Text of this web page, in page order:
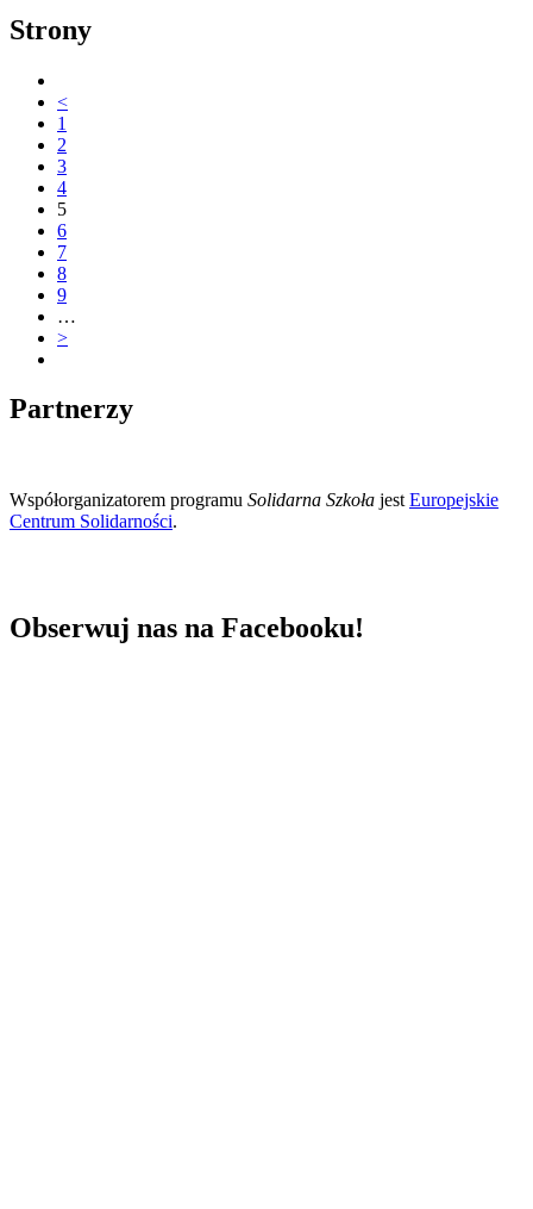
Strony
<
1
2
3
4
5
6
7
8
9
…
>
Partnerzy
Współorganizatorem programu Solidarna Szkoła jest Europejskie
Centrum Solidarności.
Obserwuj nas na Facebooku!